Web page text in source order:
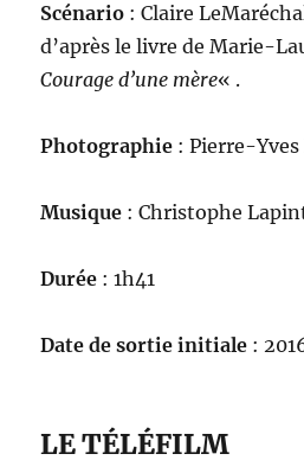
Scénario : Claire
d’après le livre de Marie-
Courage d’une mère« .
Photographie : Pierre-
Musique : Christophe
Durée : 1h41
Date de sortie initiale :
LE TÉLÉFILM